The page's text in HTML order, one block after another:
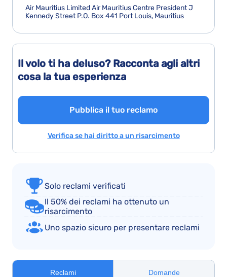
Il volo ti ha deluso? Racconta agli altri
cosa la tua esperienza
Pubblica il tuo reclamo
Verifica se hai diritto a un risarcimento
Air Mauritius Limited Air Mauritius Centre President J
Kennedy Street P.O. Box 441 Port Louis, Mauritius
Solo reclami verificati
Il 50% dei reclami ha ottenuto un
risarcimento
Uno spazio sicuro per presentare reclami
Reclami Domande